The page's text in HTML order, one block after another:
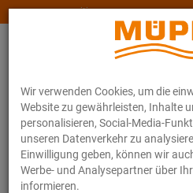
Wir verwenden Cookies, um die
Website zu gewährleisten, Inhalte
personalisieren, Social-Media-
unseren Datenverkehr zu
Einwilligung geben, können wir
Werbe- und Analysepartner über
informieren.
www.muepro-maritim.com
Online-Katalog Befestigungstechnik
VARIO-Grundplatte